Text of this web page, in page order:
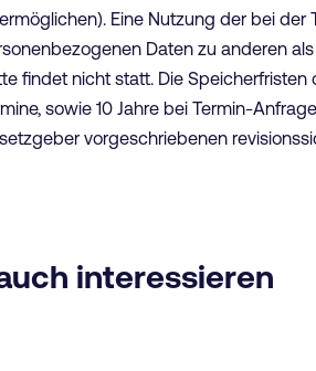
Eine Nutzung der bei der
Daten zu anderen
findet nicht statt. Die
sowie 10 Jahre bei Termin-
vorgeschriebenen
interessieren